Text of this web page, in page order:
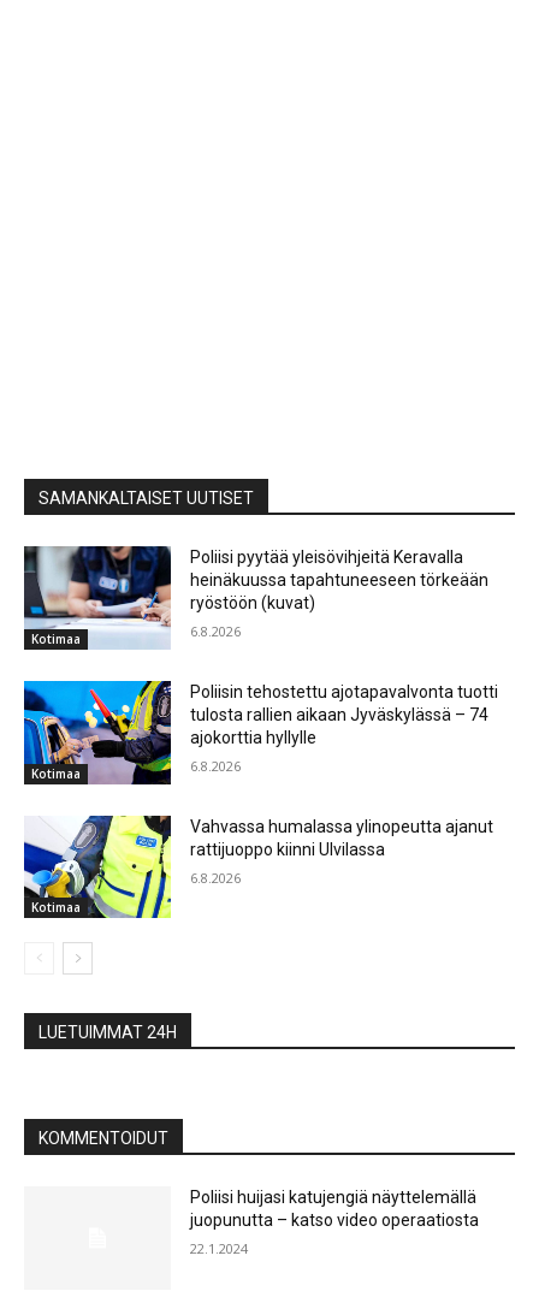
SAMANKALTAISET UUTISET
Kotimaa
Poliisi pyytää yleisövihjeitä Keravalla
heinäkuussa tapahtuneeseen törkeään
ryöstöön (kuvat)
6.8.2026
Kotimaa
Poliisin tehostettu ajotapavalvonta tuotti
tulosta rallien aikaan Jyväskylässä – 74
ajokorttia hyllylle
6.8.2026
Kotimaa
Vahvassa humalassa ylinopeutta ajanut
rattijuoppo kiinni Ulvilassa
6.8.2026
LUETUIMMAT 24H
KOMMENTOIDUT
Poliisi huijasi katujengiä näyttelemällä
juopunutta – katso video operaatiosta
22.1.2024